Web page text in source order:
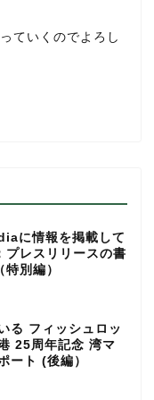
ていくのでよろし
に情報を掲載して
プレスリリースの書
別編）
る フィッシュロッ
25周年記念 湾マ
ート (後編）